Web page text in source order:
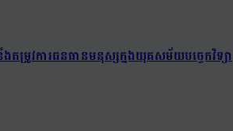
តម្រូវការធនធានមនុស្សក្នុងយុគសម័យបច្ចេកវិទ្យា